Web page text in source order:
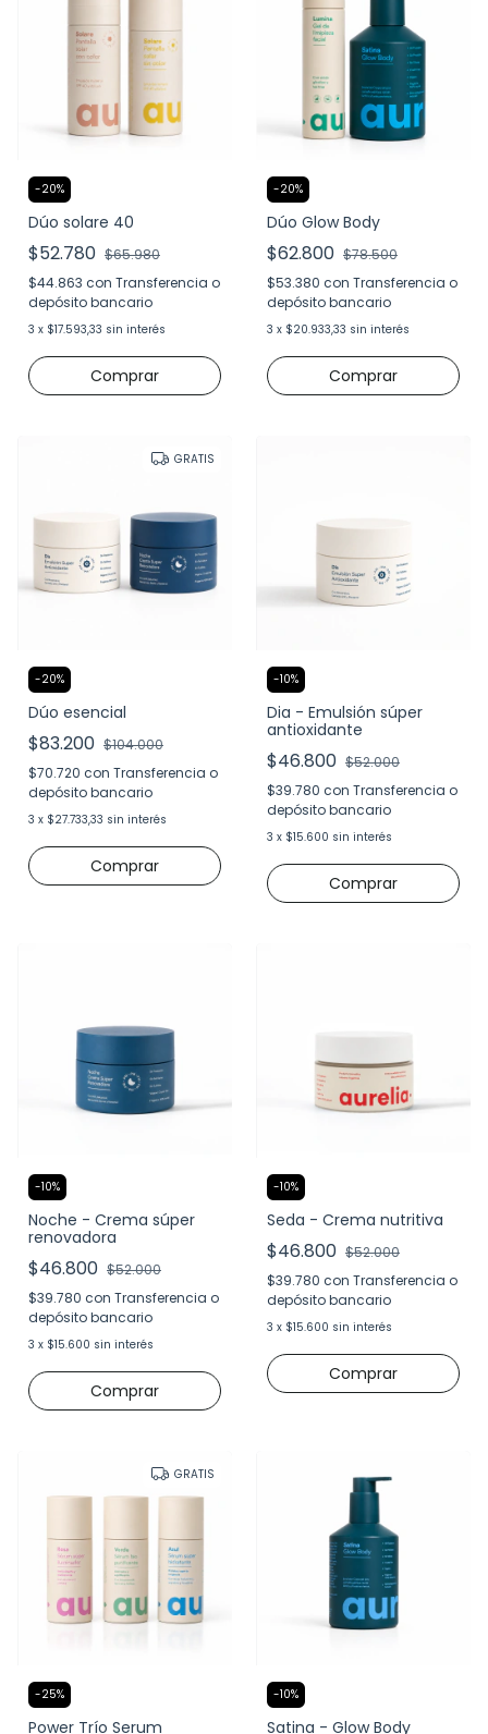
-20%
Dúo solare 40
$52.780 $65.980
$44.863 con Transferencia o
depósito bancario
3 x $17.593,33 sin interés
Comprar
-20%
Dúo Glow Body
$62.800 $78.500
$53.380 con Transferencia o
depósito bancario
3 x $20.933,33 sin interés
GRATIS
-20%
Dúo esencial
$83.200 $104.000
$70.720 con Transferencia o
depósito bancario
3 x $27.733,33 sin interés
-10%
Dia - Emulsión súper
antioxidante
$46.800 $52.000
$39.780 con Transferencia o
depósito bancario
3 x $15.600 sin interés
-10%
Noche - Crema súper
renovadora
$46.800 $52.000
$39.780 con Transferencia o
depósito bancario
3 x $15.600 sin interés
-10%
Seda - Crema nutritiva
$46.800 $52.000
$39.780 con Transferencia o
depósito bancario
3 x $15.600 sin interés
GRATIS
-25%
Power Trío Serum
-10%
Satina - Glow Body